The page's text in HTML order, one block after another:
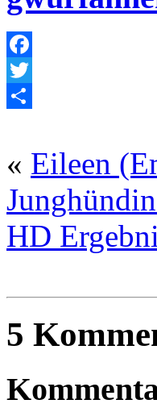
Facebook
Twitter
« Eileen
HD
5